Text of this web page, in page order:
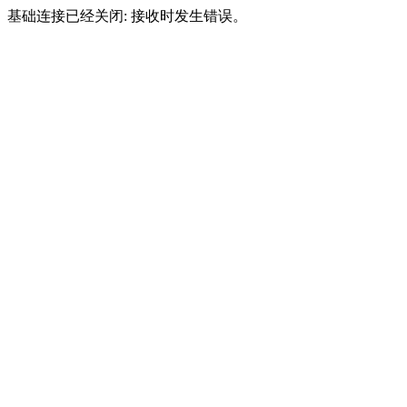
基础连接已经关闭: 接收时发生错误。